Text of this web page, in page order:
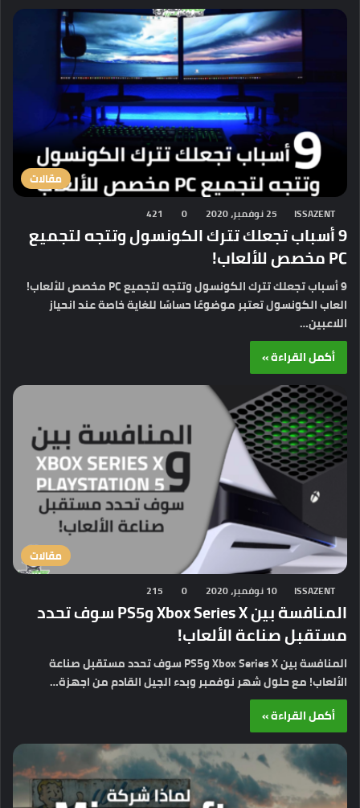
مقالات
ISSAZENT 25 نوفمبر، 2020 0
421
9 أسباب تجعلك تترك الكونسول وتتجه لتجميع
PC مخصص للألعاب!
9 أسباب تجعلك تترك الكونسول وتتجه لتجميع PC مخصص للألعاب!
العاب الكونسول تعتبر موضوعًا حساسًا للغاية خاصة عند انحياز
اللاعبين…
أكمل القراءة »
مقالات
ISSAZENT 10 نوفمبر، 2020 0
215
المنافسة بين Xbox Series X وPS5 سوف تحدد
مستقبل صناعة الألعاب!
المنافسة بين Xbox Series X وPS5 سوف تحدد مستقبل صناعة
الألعاب! مع حلول شهر نوفمبر وبدء الجيل القادم من اجهزة…
أكمل القراءة »